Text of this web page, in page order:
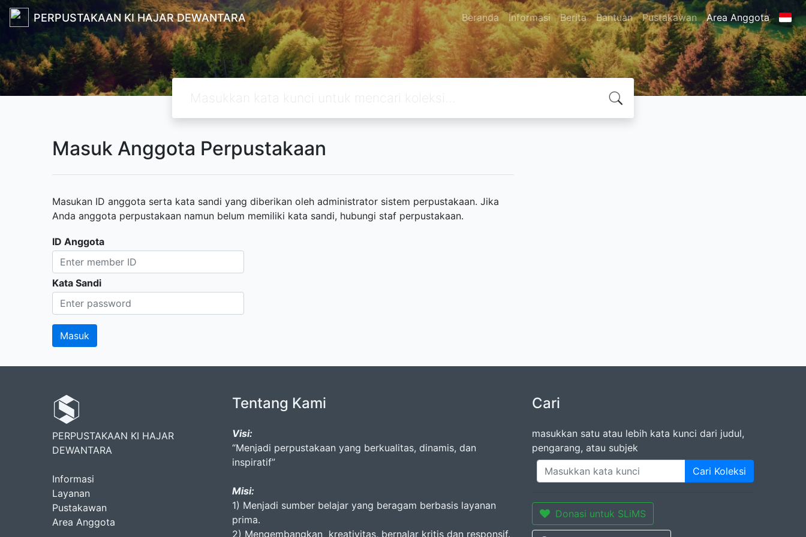
PERPUSTAKAAN KI HAJAR DEWANTARA Beranda Informasi Berita Bantuan Pustakawan Area Anggota
Masuk Anggota Perpustakaan
Masukan ID anggota serta kata sandi yang diberikan oleh administrator sistem perpustakaan. Jika
Anda anggota perpustakaan namun belum memiliki kata sandi, hubungi staf perpustakaan.
ID Anggota
Kata Sandi
PERPUSTAKAAN KI HAJAR
DEWANTARA
Informasi
Layanan
Pustakawan
Area Anggota
Tentang Kami
Visi:
“Menjadi perpustakaan yang berkualitas, dinamis, dan
inspiratif”
Misi:
1) Menjadi sumber belajar yang beragam berbasis layanan
prima.
2) Mengembangkan kreativitas, bernalar kritis dan responsif.
Cari
masukkan satu atau lebih kata kunci dari judul,
pengarang, atau subjek
Cari Koleksi
Donasi untuk SLiMS